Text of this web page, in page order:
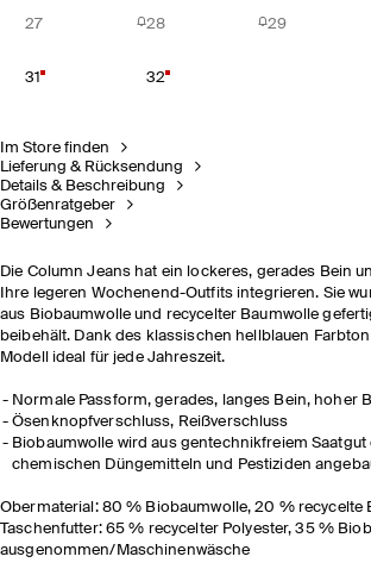
27 28 29
31 32
Im Store finden
Lieferung & Rücksendung
Details & Beschreibung
Größenratgeber
Bewertungen
Die Column Jeans hat ein lockeres, gerades Bein
Ihre legeren Wochenend-Outfits integrieren. Sie
aus Biobaumwolle und recycelter Baumwolle
beibehält. Dank des klassischen hellblauen
Modell ideal für jede Jahreszeit.
Normale Passform, gerades, langes Bein, hoher
Ösenknopfverschluss, Reißverschluss
Biobaumwolle wird aus gentechnikfreiem
chemischen Düngemitteln und Pestiziden
Obermaterial: 80 % Biobaumwolle, 20 % recycelte
Taschenfutter: 65 % recycelter Polyester, 35 %
ausgenommen/Maschinenwäsche